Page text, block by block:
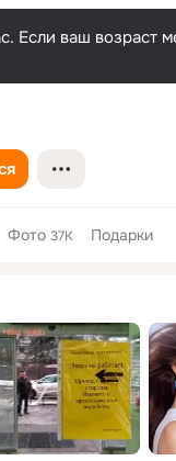
ваш возраст
Фото 37K Подарки